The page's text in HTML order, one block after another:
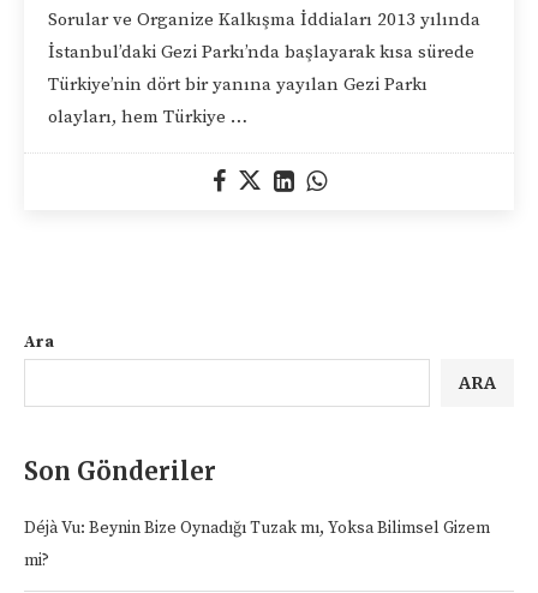
Sorular ve Organize Kalkışma İddiaları 2013 yılında
İstanbul’daki Gezi Parkı’nda başlayarak kısa sürede
Türkiye’nin dört bir yanına yayılan Gezi Parkı
olayları, hem Türkiye …
Ara
ARA
Son Gönderiler
Déjà Vu: Beynin Bize Oynadığı Tuzak mı, Yoksa Bilimsel Gizem
mi?